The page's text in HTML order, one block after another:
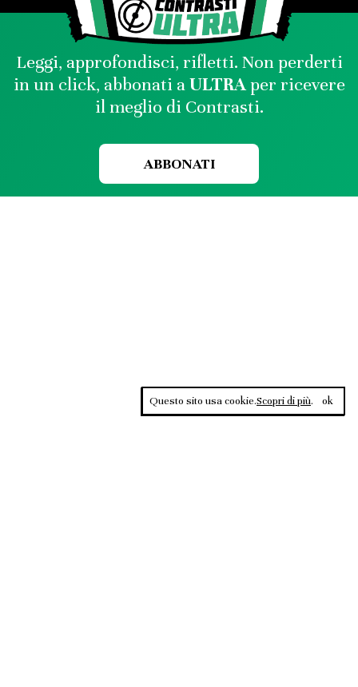
Leggi, approfondisci, rifletti. Non perderti
in un click, abbonati aULTRAper ricevere
il meglio di Contrasti.
ABBONATI
Questo sito usa cookie.Scopri di più. ok